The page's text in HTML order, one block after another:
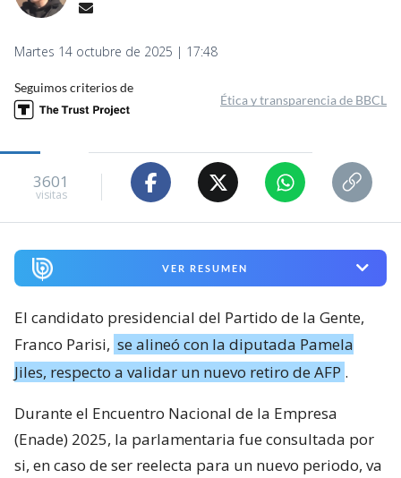
Martes 14 octubre de 2025 | 17:48
Seguimos criterios de
Ética y transparencia de BBCL
3601
visitas
VER RESUMEN
El candidato presidencial del Partido de la Gente,
Franco Parisi, se alineó con la diputada Pamela
Jiles, respecto a validar un nuevo retiro de AFP .
Durante el Encuentro Nacional de la Empresa
(Enade) 2025, la parlamentaria fue consultada por
si, en caso de ser reelecta para un nuevo periodo, va